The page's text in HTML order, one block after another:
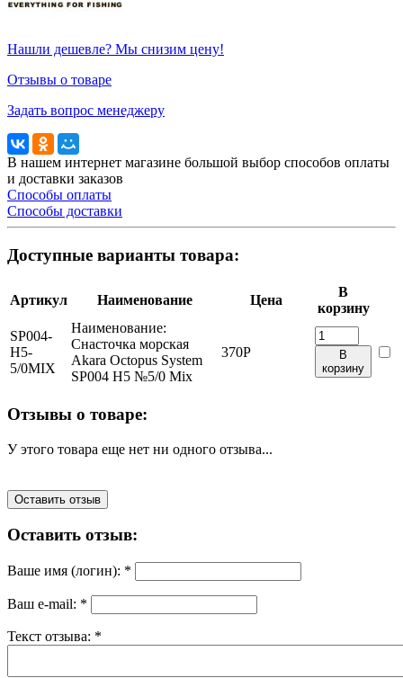
Нашли дешевле? Мы снизим цену!
Отзывы о товаре
Задать вопрос менеджеру
В нашем интернет магазине большой выбор способов оплаты
и доставки заказов
Способы оплаты
Способы доставки
Доступные варианты товара:
Артикул Наименование Цена
В
корзину
SP004-
H5-
5/0MIX
Наименование:
Снасточка морская
Akara Octopus System
SP004 H5 №5/0 Mix
370Р
В
корзину
Отзывы о товаре:
У этого товара еще нет ни одного отзыва...
Оставить отзыв
Оставить отзыв:
Ваше имя (логин): *
Ваш e-mail: *
Текст отзыва: *